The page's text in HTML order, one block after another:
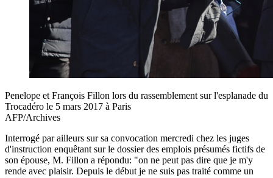
Penelope et François Fillon lors du rassemblement sur l'esplanade du
Trocadéro le 5 mars 2017 à Paris
AFP/Archives
Interrogé par ailleurs sur sa convocation mercredi chez les juges
d'instruction enquêtant sur le dossier des emplois présumés fictifs de
son épouse, M. Fillon a répondu: "on ne peut pas dire que je m'y
rende avec plaisir. Depuis le début je ne suis pas traité comme un